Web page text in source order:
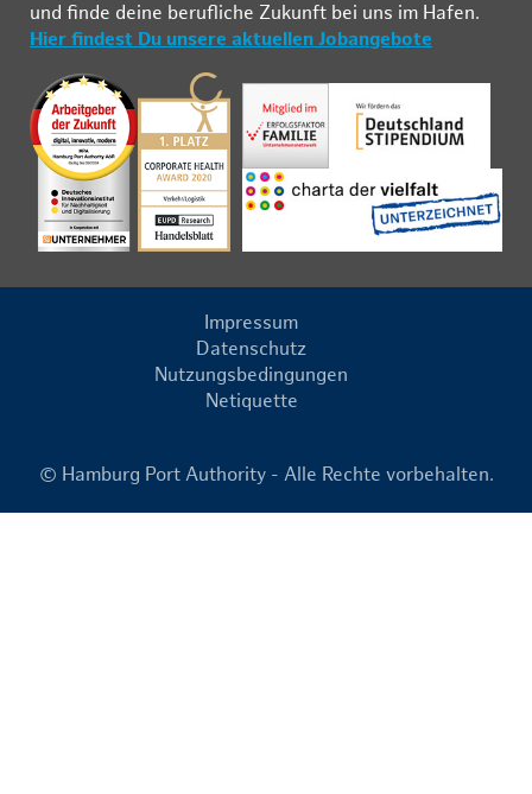
und fin­de deine be­ruf­li­che Zu­kunft bei uns im Ha­fen.
Hier findest Du unsere aktuellen Jobangebote
Impressum
Datenschutz
Nutzungsbedingungen
Netiquette
© Hamburg Port Authority - Alle Rechte vorbehalten.